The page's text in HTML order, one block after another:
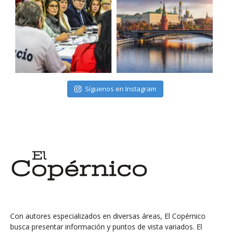
Síguenos en Instagram
Con autores especializados en diversas áreas, El Copérnico
busca presentar información y puntos de vista variados. El